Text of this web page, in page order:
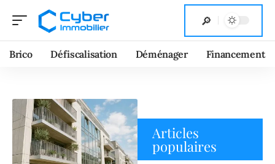
Brico Défiscalisation Déménager Financement
Articles
populaires